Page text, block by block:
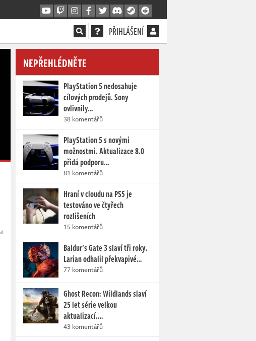
PŘIHLÁŠENÍ
NEPŘEHLÉDNĚTE
PlayStation 5 nedosahuje
cílových prodejů. Sony
ovlivnily…
38 komentářů
PlayStation 5 s novými
možnostmi. Aktualizace 8.0
přidá podporu…
81 komentářů
Hraní v cloudu na PS5 je
testováno ve čtyřech
rozlišeních
15 komentářů
Baldur's Gate 3 slaví tři roky.
Larian odhalil překvapivé…
77 komentářů
Ghost Recon: Wildlands slaví
25 let série velkou
aktualizací.…
43 komentářů